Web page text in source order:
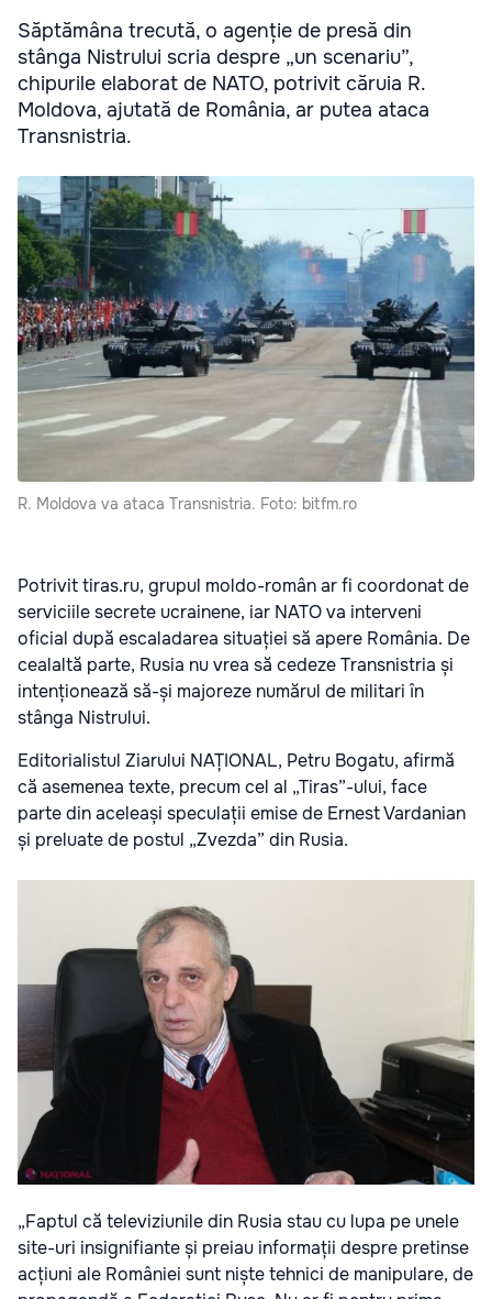
Săptămâna trecută, o agenție de presă din
stânga Nistrului scria despre „un scenariu”,
chipurile elaborat de NATO, potrivit căruia R.
Moldova, ajutată de România, ar putea ataca
Transnistria.
R. Moldova va ataca Transnistria. Foto: bitfm.ro
Potrivit tiras.ru, grupul moldo-român ar fi coordonat de
serviciile secrete ucrainene, iar NATO va interveni
oficial după escaladarea situației să apere România. De
cealaltă parte, Rusia nu vrea să cedeze Transnistria și
intenționează să-și majoreze numărul de militari în
stânga Nistrului.
Editorialistul Ziarului NAȚIONAL, Petru Bogatu, afirmă
că asemenea texte, precum cel al „Tiras”-ului, face
parte din aceleași speculații emise de Ernest Vardanian
și preluate de postul „Zvezda” din Rusia.
„Faptul că televiziunile din Rusia stau cu lupa pe unele
site-uri insignifiante și preiau informații despre pretinse
acțiuni ale României sunt niște tehnici de manipulare, de